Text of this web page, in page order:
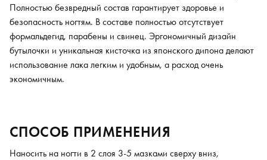
Полностью безвредный состав гарантирует здоровье и
безопасность ногтям. В составе полностью отсутствует
формальдегид, парабены и свинец. Эргономичный дизайн
бутылочки и уникальная кисточка из японского дипона делают
использование лака легким и удобным, а расход очень
экономичным.
СПОСОБ ПРИМЕНЕНИЯ
Наносить на ногти в 2 слоя 3-5 мазками сверху вниз,